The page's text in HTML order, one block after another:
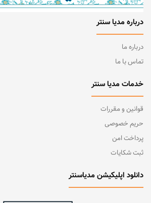
Evolution
Bright Office
FreeSUB
درباره مدیا سنتر
درباره ما
تماس با ما
خدمات مدیا سنتر
قوانین و مقررات
حریم خصوصی
پرداخت امن
ثبت شکایات
دانلود اپلیکیشن مدیاسنتر